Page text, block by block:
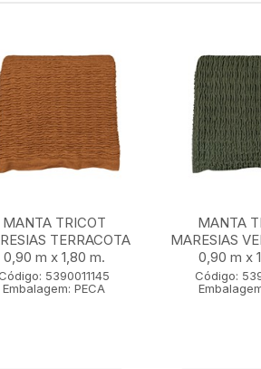
MANTA TRICOT
TERRACOTA
0,90 m x 1,80 m.
5390011145
Embalagem: PECA
MANTA
MARESIAS
0,90 m x
Código: